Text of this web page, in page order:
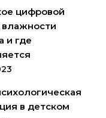
цифровой
влажности
и где
в детском